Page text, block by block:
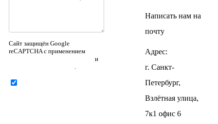
Сайт защищён Google
reCAPTCHA с применением
и
.
Написать нам на
почту
Адрес:
г. Санкт-
Петербург,
Взлётная улица,
7к1 офис 6